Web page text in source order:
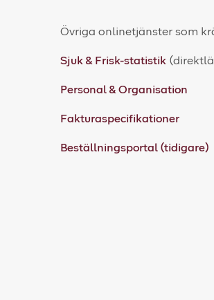
Övriga onlinetjänster som
Sjuk & Frisk-statistik
Personal & Organisation
Fakturaspecifikationer
Beställningsportal (tidigare)